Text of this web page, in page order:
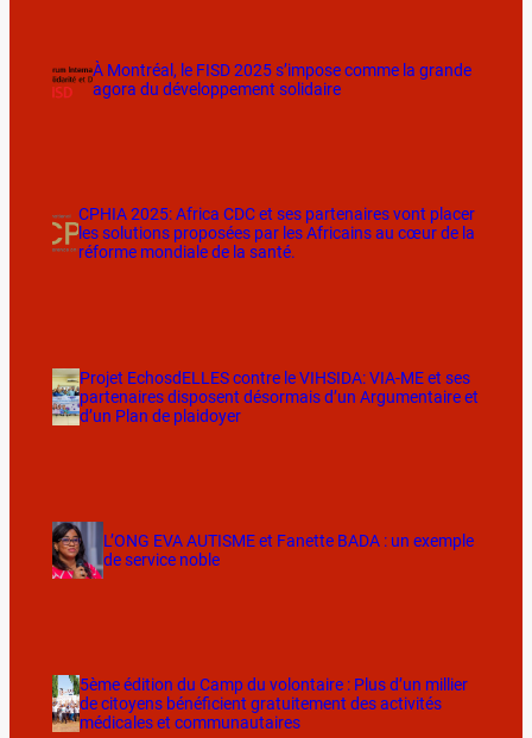
À Montréal, le FISD 2025 s’impose comme la grande
agora du développement solidaire
CPHIA 2025: Africa CDC et ses partenaires vont placer
les solutions proposées par les Africains au cœur de la
réforme mondiale de la santé.
Projet EchosdELLES contre le VIHSIDA: VIA-ME et ses
partenaires disposent désormais d’un Argumentaire et
d’un Plan de plaidoyer
L’ONG EVA AUTISME et Fanette BADA : un exemple
de service noble
5ème édition du Camp du volontaire : Plus d’un millier
de citoyens bénéficient gratuitement des activités
médicales et communautaires